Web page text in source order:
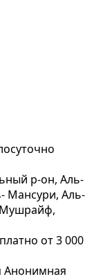
р-он, Аль-
Мансури, Аль-
от 3 000
Анонимная